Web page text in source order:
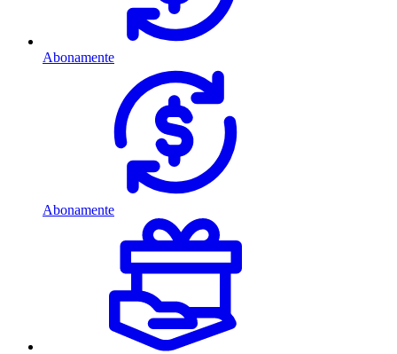
Abonamente
Abonamente